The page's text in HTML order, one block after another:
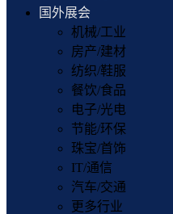
国外展会
机械/工业
房产/建材
纺织/鞋服
餐饮/食品
电子/光电
节能/环保
珠宝/首饰
IT/通信
汽车/交通
更多行业